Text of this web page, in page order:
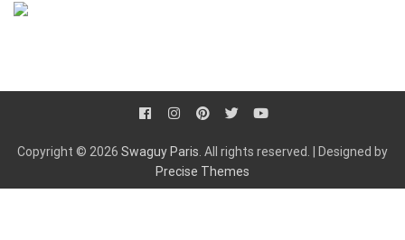
Copyright © 2026 Swaguy Paris. All rights reserved.
Designed by
Precise Themes